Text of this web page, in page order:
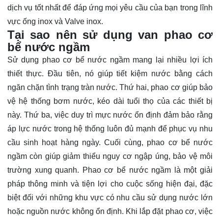
dịch vụ tốt nhất để đáp ứng mọi yêu cầu của bạn trong lĩnh
vực ống inox và Valve inox.
Tại sao nên sử dụng van phao cơ
bể nước ngầm
Sử dụng phao cơ bể nước ngầm mang lại nhiều lợi ích
thiết thực. Đầu tiên, nó giúp tiết kiệm nước bằng cách
ngăn chặn tình trạng tràn nước. Thứ hai, phao cơ giúp bảo
vệ hệ thống bơm nước, kéo dài tuổi thọ của các thiết bị
này. Thứ ba, việc duy trì mực nước ổn định đảm bảo rằng
áp lực nước trong hệ thống luôn đủ mạnh để phục vụ nhu
cầu sinh hoạt hàng ngày. Cuối cùng, phao cơ bể nước
ngầm còn giúp giảm thiểu nguy cơ ngập úng, bảo vệ môi
trường xung quanh. Phao cơ bể nước ngầm là một giải
pháp thông minh và tiện lợi cho cuộc sống hiện đại, đặc
biệt đối với những khu vực có nhu cầu sử dụng nước lớn
hoặc nguồn nước không ổn định. Khi lắp đặt phao cơ, việc